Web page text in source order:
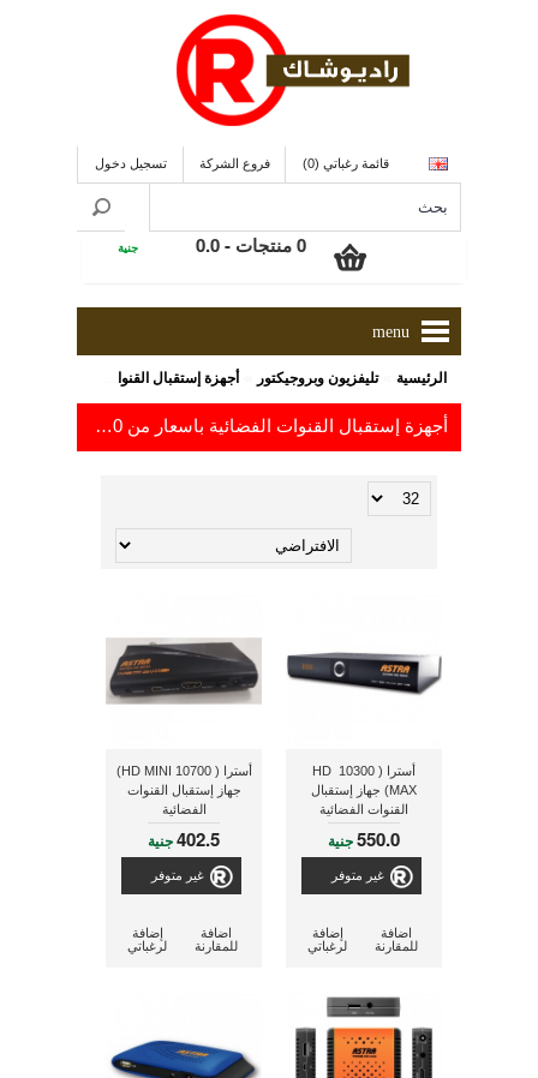
قائمة رغباتي (0) فروع الشركة تسجيل دخول
0 منتجات - 0.0 جنية
menu
الرئيسية »تليفزيون وبروجيكتور » أجهزة إستقبال القنوات الفضائية
أجهزة إستقبال القنوات الفضائية باسعار من 170.0
أسترا ( 10300 HD
MAX) جهاز إستقبال
القنوات الفضائية
550.0جنية
غير متوفر
إضافة
لرغباتي
اضافة
للمقارنة
أسترا ( 10700 HD MINI)
جهاز إستقبال القنوات
الفضائية
402.5جنية
غير متوفر
إضافة
لرغباتي
اضافة
للمقارنة